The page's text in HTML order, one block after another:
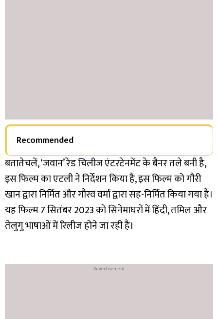
Recommended
बतातेचलें, ‘जवान’ रेड चिलीज एंटरटेनमेंट के बैनर तले बनी है,
इस फिल्म का एटली ने निर्देशन किया है, इस फिल्म को गौरी
खान द्वारा निर्मित और गौरव वर्मा द्वारा सह-निर्मित किया गया है।
यह फिल्म 7 सितंबर 2023 को सिनेमाघरों में हिंदी, तमिल और
तेलुगु भाषाओं में रिलीज होने जा रही है।